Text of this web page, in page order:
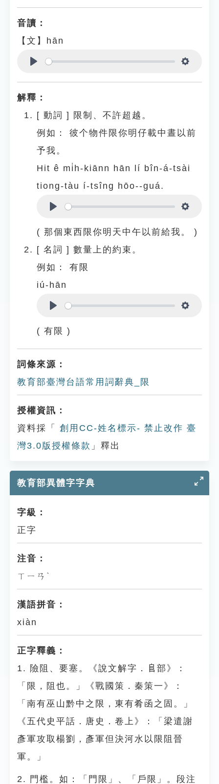
音讀：
【文】hān
解釋：
[ 動詞 ]
限制、不許超越。
例如：
彼个物件限你明仔載中晝以前
予我。
Hit ê mi̍h-kiānn hān lí bîn-á-tsài
tiong-tàu í-tsîng hōo--guá.
( 那個東西限你明天中午以前給我。 )
[ 名詞 ] 數量上的約束。
例如：
有限
iú-hān
( 有限 )
詞條來源：
教育部臺灣台語常用詞辭典_限
授權資訊：
資料採「
創用CC-姓名標示- 禁止改作 臺
灣3.0版授權條款 」釋出
教育部異體字字典
字級：
正字
注音：
ㄒㄧㄢˋ
漢語拼音：
xiàn
正字釋義：
1. 險阻、要塞。《說文解字．𨸏部》：
「限，阻也。」《戰國策．秦策一》：
「南有巫山黔中之限，東有肴函之固。」
《五代史平話．唐史．卷上》：「梁遣謝
彥軍攻取楊劉，彥軍但決河水以限阻晉
軍。」
2. 門檻。如：「門限」、「戶限」。段注